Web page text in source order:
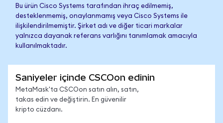
Bu ürün Cisco Systems tarafından ihraç edilmemiş,
desteklenmemiş, onaylanmamış veya Cisco Systems ile
ilişkilendirilmemiştir. Şirket adı ve diğer ticari markalar
yalnızca dayanak referans varlığını tanımlamak amacıyla
kullanılmaktadır.
Saniyeler içinde CSCOon edinin
MetaMask'ta CSCOon satın alın, satın,
takas edin ve değiştirin. En güvenilir
kripto cüzdanı.